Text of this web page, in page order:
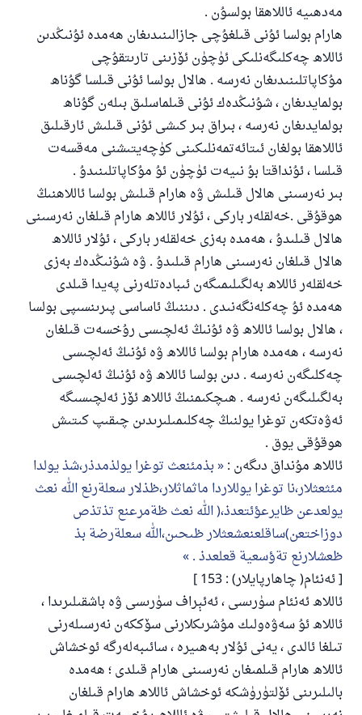
مەدھىيە ئاللاھقا بولسۇن .
ھارام بولسا ئۇنى قىلغۇچى جازالىنىدىغان ھەمدە ئۇنىڭدىن
ئاللاھ چەكلىگەنلىكى ئۈچۈن ئۆزىنى تارىتقۇچى
مۇكاپاتلىنىدىغان نەرسە . ھالال بولسا ئۇنى قىلسا گۇناھ
بولمايدىغان ، شۇنىڭدەك ئۇنى قىلماسلىق بىلەن گۇناھ
بولمايدىغان نەرسە ، بىراق بىر كىشى ئۇنى قىلىش ئارقىلىق
ئاللاھقا بولغان ئىتائەتمەنلىكىنى كۈچەيتىشنى مەقسەت
قىلسا ، ئۇنداقتا بۇ نىيەت ئۈچۈن ئۇ مۇكاپاتلىنىدۇ .
بىر نەرسىنى ھالال قىلىش ۋە ھارام قىلىش بولسا ئاللاھنىڭ
ھوقۇقى .خەلقلەر باركى ، ئۇلار ئاللاھ ھارام قىلغان نەرسىنى
ھالال قىلىدۇ ، ھەمدە بەزى خەلقلەر باركى ، ئۇلار ئاللاھ
ھالال قىلغان نەرسىنى ھارام قىلىدۇ . ۋە شۇنىڭدەك بەزى
خەلقلەر ئاللاھ بەلگىلىمىگەن ئىبادەتلەرنى پەيدا قىلدى
ھەمدە ئۇ چەكلەنگەنىدى . دىننىڭ ئاساسى پىرىنسىپى بولسا
، ھالال بولسا ئاللاھ ۋە ئۇنىڭ ئەلچىسى رۇخسەت قىلغان
نەرسە ، ھەمدە ھارام بولسا ئاللاھ ۋە ئۇنىڭ ئەلچىسى
چەكلىگەن نەرسە . دىن بولسا ئاللاھ ۋە ئۇنىڭ ئەلچىسى
بەلگىلىگەن نەرسە . ھىچكىمنىڭ ئاللاھ ئۆز ئەلچىسىگە
ئەۋەتكەن توغرا يولنىڭ چەكلىمىلىرىدىن چىقىپ كىتىش
ھوقۇقى يوق .
ئاللاھ مۇنداق دىگەن : بذمئنعث توغرا يولذمدذر،شذ يولدا
مئثعثلار،نا توغرا يوللاردا ماثماثلار،ظذلار سعلةرنع الله نعث
يولعدعن ظايرعؤئتعدذ،( الله نعث ظةمرعنع تذتذص
دوزاختعن)ساقلعنعشعثلار ظىحىن،الله سعلةرضة بذ
ظعشلارنع تةؤسعية قعلعدذ .
[ ئەنئام( چاھارپايلار) : 153 ]
ئاللاھ ئەنئام سۈرىسى ، ئەئېراف سۈرىسى ۋە باشقىلىرىدا ،
ئاللاھ ئۇ سەۋەولىك مۇشرىكلارنى سۆككەن نەرسىلەرنى
تىلغا ئالدى ، يەنى ئۇلار بەھىيرە ، سائىبەلەرگە ئوخشاش
ئاللاھ ھارام قىلمىغان نەرسىنى ھارام قىلدى ؛ ھەمدە
بالىلىرىنى ئۆلتۈرۈشكە ئوخشاش ئاللاھ ھارام قىلغان
110845 - نومۇرلۇق سوئالنىڭ جاۋابى
ئائىلىنى ساقلاپ قالدى
ئۇممەتكە جاۋاپ بېرىشىمىزگە ياردەم قىلىڭ
پەيغەمبەرئەلەيھىسسالام مۇنداق دېگەن:
ياخشىلىققا باشلارپ قويغان كىشى قىلغۇچىغا
ئوخشاش ساۋاپقا ئېرىشىدۇ
مۇسلىم رىۋايەت قىلغان (1893) ھەدىس
ئىئائە